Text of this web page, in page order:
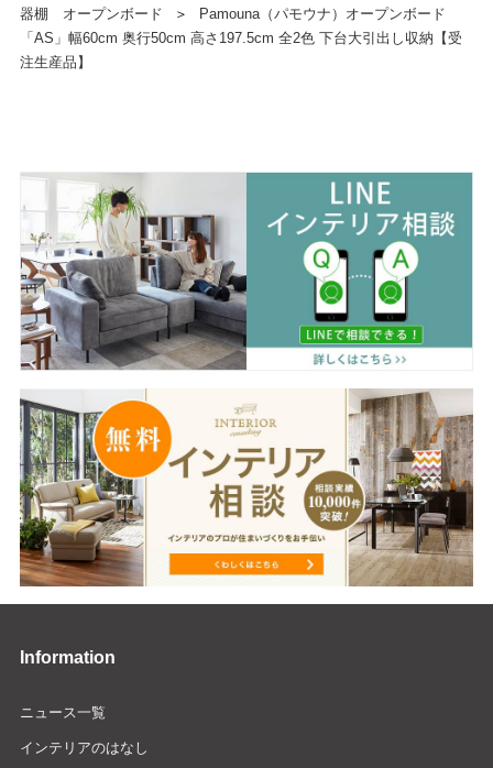
器棚 オープンボード
＞
Pamouna（パモウナ）オープンボード
「AS」幅60cm 奥行50cm 高さ197.5cm 全2色 下台大引出し収納【受
注生産品】
Information
ニュース一覧
インテリアのはなし